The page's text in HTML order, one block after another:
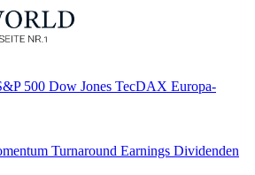
500 Dow Jones TecDAX Europa-
Turnaround Earnings Dividenden